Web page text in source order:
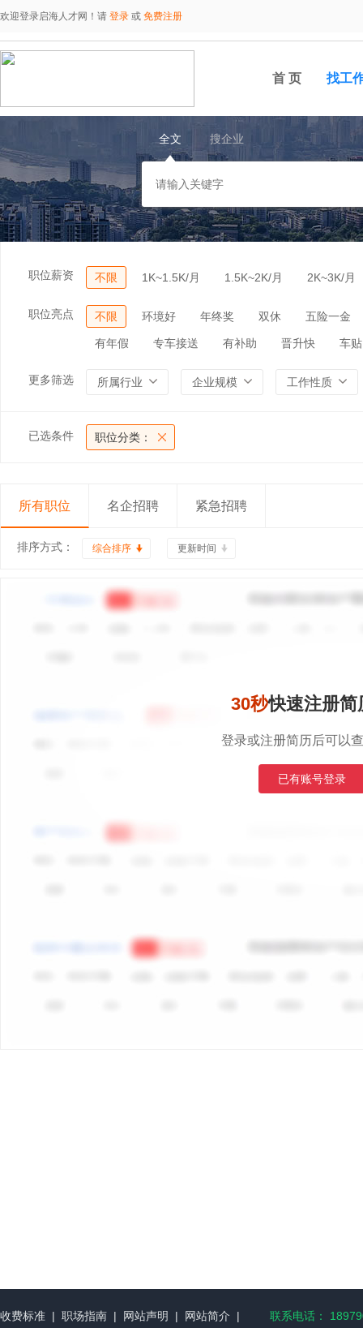
欢迎登录启海人才网！请 登录 或 免费注册
首 页 找工
全文 搜企业
职位薪资 不限 1K~1.5K/月 1.5K~2K/月 2K~3K/月
职位亮点 不限 环境好 年终奖 双休 五险一金
有年假 专车接送 有补助 晋升快 车贴
更多筛选 所属行业 企业规模 工作性质
已选条件 职位分类：
所有职位 名企招聘 紧急招聘
排序方式： 综合排序 更新时间
30秒快速注册简
登录或注册简历后可以
已有账号登录
收费标准 | 职场指南 | 网站声明 | 网站简介 |
联系电话：